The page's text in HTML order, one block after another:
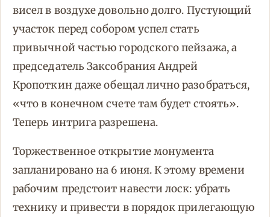
висел в воздухе довольно долго. Пустующий
участок перед собором успел стать
привычной частью городского пейзажа, а
председатель Заксобрания Андрей
Кропоткин даже обещал лично разобраться,
«что в конечном счете там будет стоять».
Теперь интрига разрешена.
Торжественное открытие монумента
запланировано на 6 июня. К этому времени
рабочим предстоит навести лоск: убрать
технику и привести в порядок прилегающую